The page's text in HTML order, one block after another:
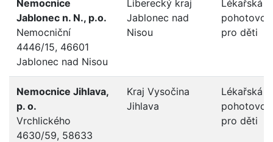
Nemocnice
Jablonec n. N., p.o.
Nemocniční
4446/15, 46601
Jablonec nad Nisou
Liberecký kraj
Jablonec nad
Nisou
Lékařská
pro děti
Nemocnice Jihlava,
p. o.
Vrchlického
4630/59, 58633
Kraj Vysočina
Jihlava
Lékařská
pro děti